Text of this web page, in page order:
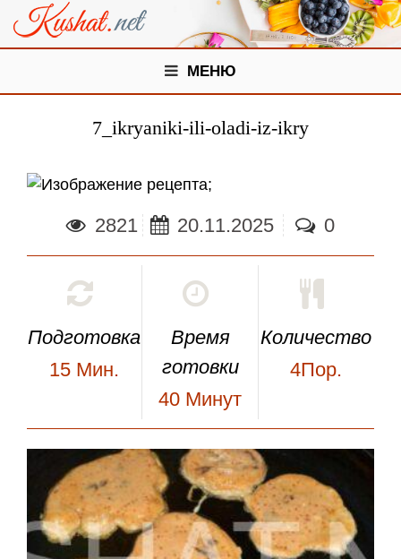
МЕНЮ
7_ikryaniki-ili-oladi-iz-ikry
;
2821 20.11.2025 0
Подготовка
15 Мин.
Время
готовки
40 Минут
Количество
4Пор.